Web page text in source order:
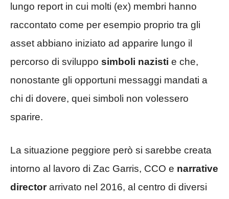
lungo report in cui molti (ex) membri hanno
raccontato come per esempio proprio tra gli
asset abbiano iniziato ad apparire lungo il
percorso di sviluppo simboli nazisti e che,
nonostante gli opportuni messaggi mandati a
chi di dovere, quei simboli non volessero
sparire.
La situazione peggiore però si sarebbe creata
intorno al lavoro di Zac Garris, CCO e narrative
directorarrivato nel 2016, al centro di diversi